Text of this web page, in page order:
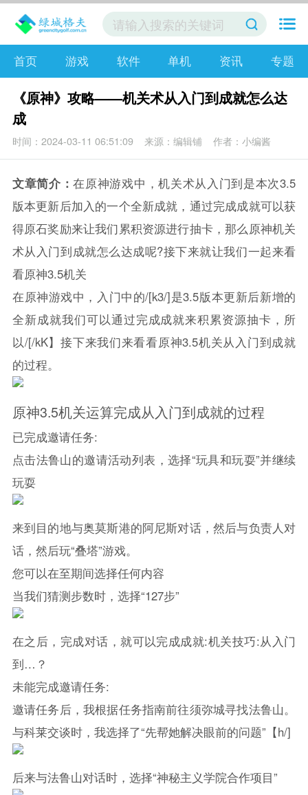
首页 游戏 软件 单机 资讯 专题
《原神》攻略——机关术从入门到成就怎么达
成
时间：2024-03-11 06:51:09 来源：编辑铺 作者：小编酱
文章简介：在原神游戏中，机关术从入门到是本次3.5
版本更新后加入的一个全新成就，通过完成成就可以获
得原石奖励来让我们累积资源进行抽卡，那么原神机关
术从入门到成就怎么达成呢?接下来就让我们一起来看
看原神3.5机关
在原神游戏中，入门中的/[k3/]是3.5版本更新后新增的
全新成就我们可以通过完成成就来积累资源抽卡，所
以/[/kK】接下来我们来看看原神3.5机关从入门到成就
的过程。
原神3.5机关运算完成从入门到成就的过程
已完成邀请任务:
点击法鲁山的邀请活动列表，选择“玩具和玩耍”并继续
玩耍
来到目的地与奥莫斯港的阿尼斯对话，然后与负责人对
话，然后玩“叠塔”游戏。
您可以在至期间选择任何内容
当我们猜测步数时，选择“127步”
在之后，完成对话，就可以完成成就:机关技巧:从入门
到…？
未能完成邀请任务:
邀请任务后，我根据任务指南前往须弥城寻找法鲁山。
与科莱交谈时，我选择了“先帮她解决眼前的问题”【h/]
后来与法鲁山对话时，选择“神秘主义学院合作项目”